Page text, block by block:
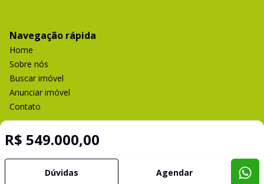
R$ 549.000,00
Dúvidas Agendar
Navegação rápida
Home
Sobre nós
Buscar imóvel
Anunciar imóvel
Contato
Selo de Tecnologia Loft